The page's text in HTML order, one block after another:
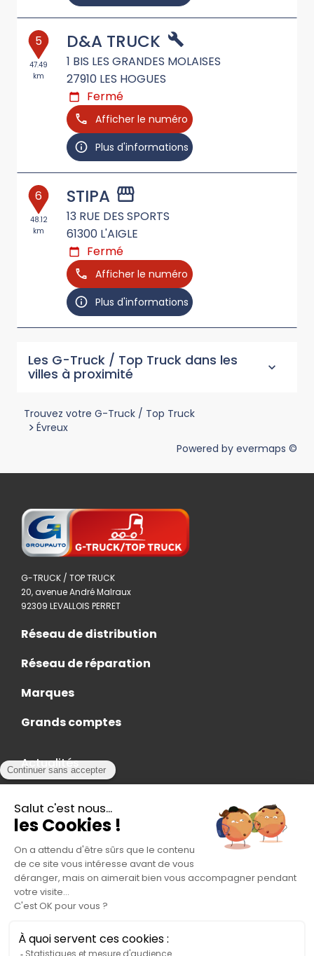
5
47.49
km
D&A TRUCK
1 BIS LES GRANDES MOLAISES
27910 LES HOGUES
Fermé
Afficher le numéro
Plus d'informations
6
48.12
km
STIPA
13 RUE DES SPORTS
61300 L'AIGLE
Fermé
Afficher le numéro
Plus d'informations
Les G-Truck / Top Truck dans les
villes à proximité
Trouvez votre G-Truck / Top Truck
> Évreux
Powered by evermaps ©
G-TRUCK / TOP TRUCK
20, avenue André Malraux
92309 LEVALLOIS PERRET
Réseau de distribution
Réseau de réparation
Marques
Grands comptes
Actualités
Contact
Accès Adhérent